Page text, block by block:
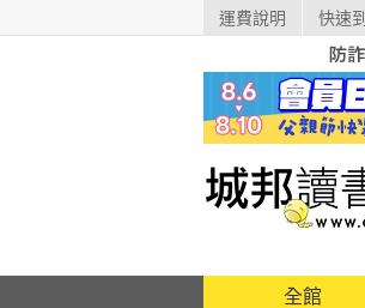
運費說明 快速
全館